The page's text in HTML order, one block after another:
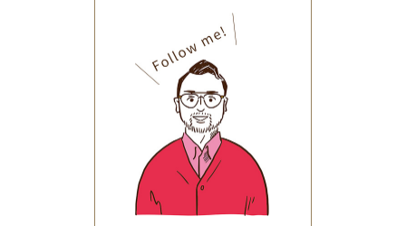
(32)
2025年9月(30)
2025年8月(31)
2025年7月(37)
2025年6月(48)
2025年5月
(41)
2025年4月
(32)
2025年3月(31)